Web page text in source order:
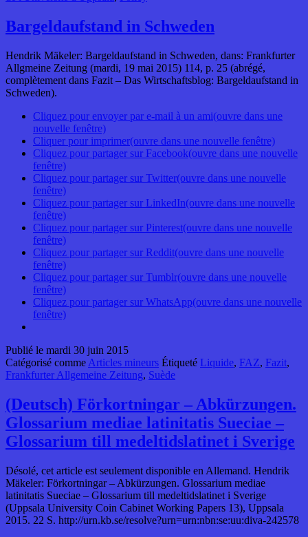
Bargeldaufstand in Schweden
Hendrik Mäkeler: Bargeldaufstand in Schweden, dans: Frankfurter
Allgmeine Zeitung (mardi, 19 mai 2015) 114, p. 25 (abrégé,
complètement dans Fazit – Das Wirtschaftsblog: Bargeldaufstand in
Schweden).
Cliquez pour envoyer par e-mail à un ami(ouvre dans une
nouvelle fenêtre)
Cliquer pour imprimer(ouvre dans une nouvelle fenêtre)
Cliquez pour partager sur Facebook(ouvre dans une nouvelle
fenêtre)
Cliquez pour partager sur Twitter(ouvre dans une nouvelle
fenêtre)
Cliquez pour partager sur LinkedIn(ouvre dans une nouvelle
fenêtre)
Cliquez pour partager sur Pinterest(ouvre dans une nouvelle
fenêtre)
Cliquez pour partager sur Reddit(ouvre dans une nouvelle
fenêtre)
Cliquez pour partager sur Tumblr(ouvre dans une nouvelle
fenêtre)
Cliquez pour partager sur WhatsApp(ouvre dans une nouvelle
fenêtre)
Publié le mardi 30 juin 2015
Catégorisé comme Articles mineurs Étiqueté Liquide, FAZ, Fazit,
Frankfurter Allgemeine Zeitung, Suède
(Deutsch) Förkortningar – Abkürzungen.
Glossarium mediae latinitatis Sueciae –
Glossarium till medeltidslatinet i Sverige
Désolé, cet article est seulement disponible en Allemand. Hendrik
Mäkeler: Förkortningar – Abkürzungen. Glossarium mediae
latinitatis Sueciae – Glossarium till medeltidslatinet i Sverige
(Uppsala University Coin Cabinet Working Papers 13), Uppsala
2015. 22 S. http://urn.kb.se/resolve?urn=urn:nbn:se:uu:diva-242578